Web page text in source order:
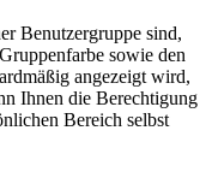
Benutzergruppe sind,
sowie den
angezeigt wird,
Ihnen die Berechtigung
Bereich selbst